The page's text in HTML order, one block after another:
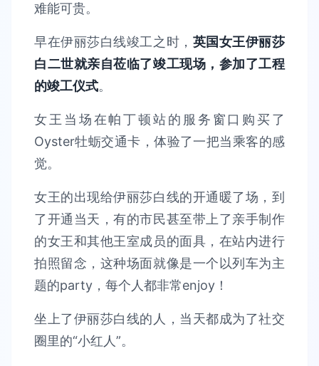
难能可贵。
早在伊丽莎白线竣工之时， 英国女王伊丽莎
白二世就亲自莅临了竣工现场，参加了工程
的竣工仪式。
女王当场在帕丁顿站的服务窗口购买了
Oyster牡蛎交通卡，体验了一把当乘客的感
觉。
女王的出现给伊丽莎白线的开通暖了场，到
了开通当天，有的市民甚至带上了亲手制作
的女王和其他王室成员的面具，在站内进行
拍照留念，这种场面就像是一个以列车为主
题的party，每个人都非常enjoy！
坐上了伊丽莎白线的人，当天都成为了社交
圈里的“小红人”。